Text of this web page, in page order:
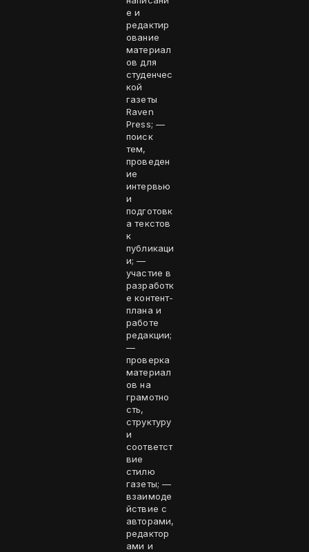
е и
редактир
ование
материал
ов для
студенчес
кой
газеты
Raven
Press; —
поиск
тем,
проведен
ие
интервью
и
подготовк
а текстов
к
публикаци
и; —
участие в
разработк
е контент-
плана и
работе
редакции;
—
проверка
материал
ов на
грамотно
сть,
структуру
и
соответст
вие
стилю
газеты; —
взаимоде
йствие с
авторами,
редактор
ами и